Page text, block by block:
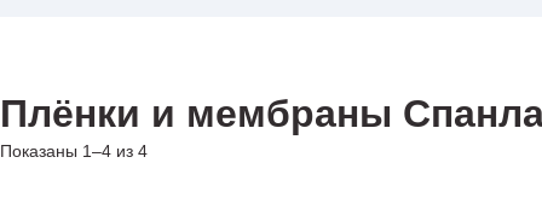
Плёнки и мембраны
Показаны 1–4 из 4